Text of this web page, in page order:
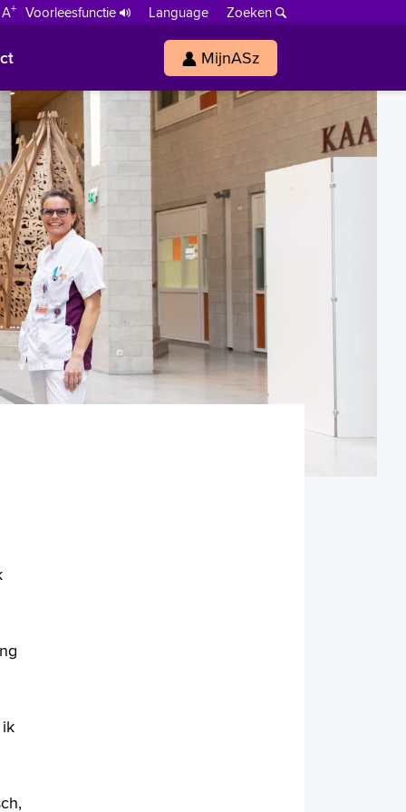
+ Voorleesfunctie Language Zoeken
MijnASz